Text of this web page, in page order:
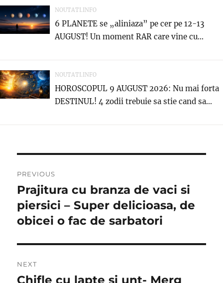
NOUTATI.INFO
6 PLANETE se „aliniaza” pe cer pe 12-13
AUGUST! Un moment RAR care vine cu...
NOUTATI.INFO
HOROSCOPUL 9 AUGUST 2026: Nu mai forta
DESTINUL! 4 zodii trebuie sa stie cand sa...
navigation
PREVIOUS
Previous
post:
Prajitura cu branza de vaci si
piersici – Super delicioasa, de
obicei o fac de sarbatori
NEXT
Next